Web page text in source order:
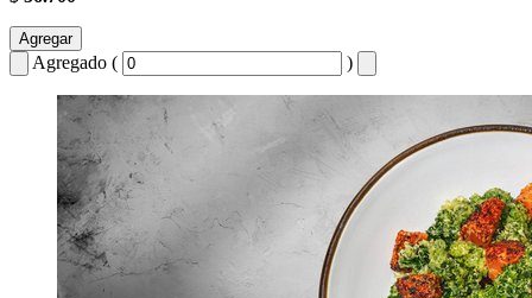
Agregar
Agregado ( )